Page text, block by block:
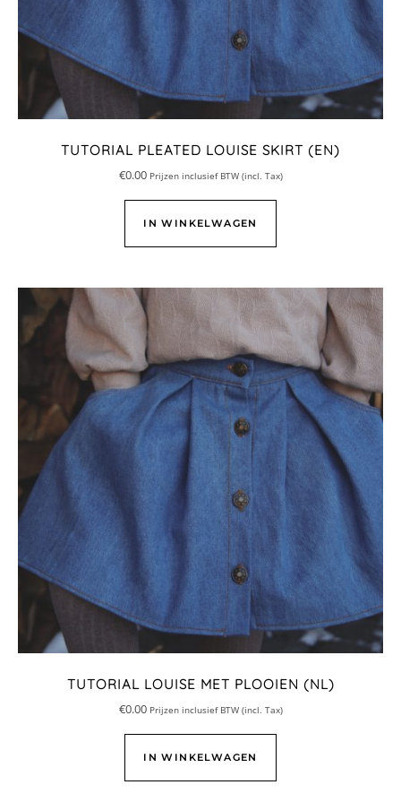
TUTORIAL PLEATED LOUISE SKIRT (EN)
€0.00 Prijzen inclusief BTW (incl. Tax)
IN WINKELWAGEN
TUTORIAL LOUISE MET PLOOIEN (NL)
€0.00 Prijzen inclusief BTW (incl. Tax)
IN WINKELWAGEN